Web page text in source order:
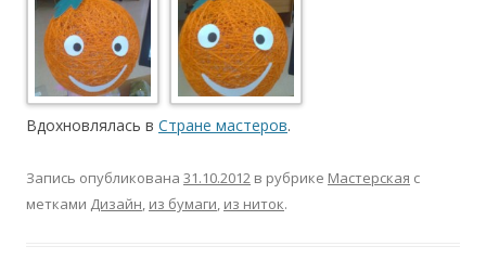
Вдохновлялась в Стране мастеров.
Запись опубликована 31.10.2012 в рубрике Мастерская с
метками Дизайн, из бумаги, из ниток.